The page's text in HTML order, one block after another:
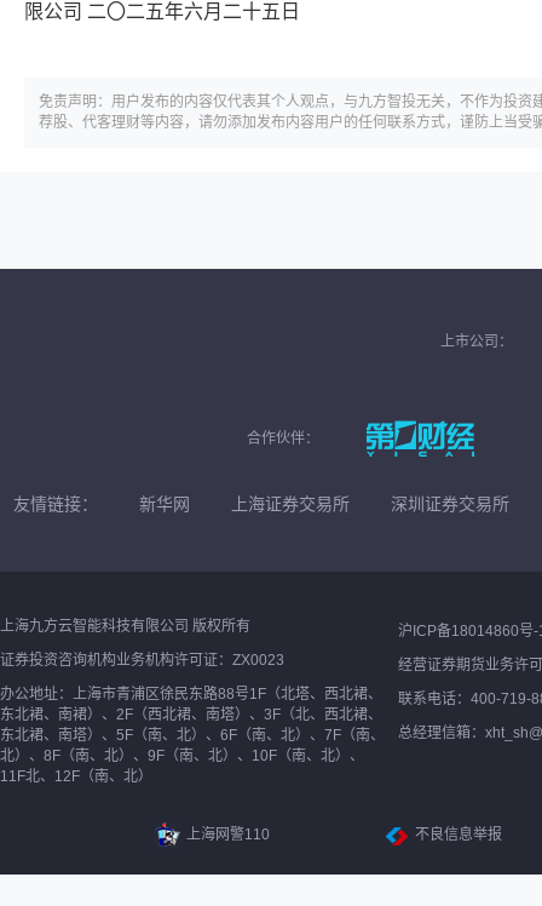
限公司 二〇二五年六月二十五日
免责声明：用户发布的内容仅代表其个人观点，与九方智投无关，不作为投
荐股、代客理财等内容，请勿添加发布内容用户的任何联系方式，谨防上当受
上市公司：
合作伙伴：
友情链接： 新华网 上海证券交易所 深圳证券交易所
上海九方云智能科技有限公司 版权所有
证券投资咨询机构业务机构许可证：ZX0023
办公地址：上海市青浦区徐民东路88号1F（北塔、西北裙、
东北裙、南裙）、2F（西北裙、南塔）、3F（北、西北裙、
东北裙、南塔）、5F（南、北）、6F（南、北）、7F（南、
北）、8F（南、北）、9F（南、北）、10F（南、北）、
11F北、12F（南、北）
沪ICP备18014860号-
经营证券期货业务许
联系电话：400-719-
总经理信箱：
上海网警110 不良信息举报